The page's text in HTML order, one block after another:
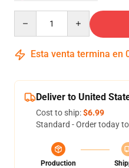
Esta venta termina en
Deliver to United
Cost to ship:$6.99
Standard - Order today
Production